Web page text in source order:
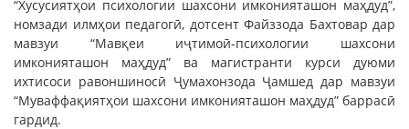
“Хусусиятҳои психологии шахсони имконияташон маҳдуд”,
номзади илмҳои педагогӣ, дотсент Файззода Бахтовар дар
мавзуи “Мавқеи иҷтимоӣ-психологии шахсони
имконияташон маҳдуд” ва магистранти курси дуюми
ихтисоси равоншиносӣ Ҷумахонзода Ҷамшед дар мавзуи
“Муваффақиятҳои шахсони имконияташон маҳдуд” баррасӣ
гардид.